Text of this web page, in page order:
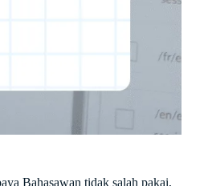
Bahasawan tidak salah pakai,